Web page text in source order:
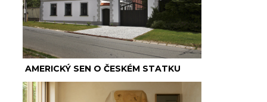
AMERICKÝ SEN O ČESKÉM STATKU